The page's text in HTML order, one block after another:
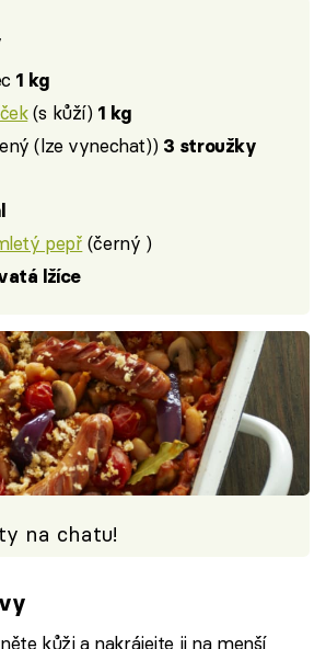
1 kg
(s kůží) 1 kg
(lze vynechat)) 3 stroužky
pepř (černý )
lžíce
na chatu!
kůži a nakrájejte ji na menší